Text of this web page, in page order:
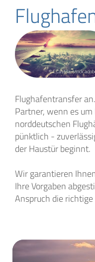
© C.Castilla-
Flughafentransfer
Partner, wenn es
norddeutschen
pünktlich -
der Haustür beginnt.
Wir garantieren
Ihre Vorgaben
Anspruch die richtige